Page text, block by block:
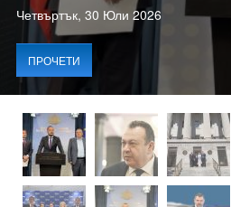
Четвъртък, 30 Юли 2026
ПРОЧЕТИ